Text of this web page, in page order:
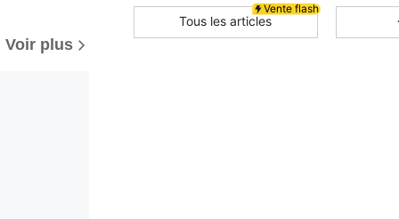
Voir plus
4.82 2.9K
Vente flash
Tous les articles